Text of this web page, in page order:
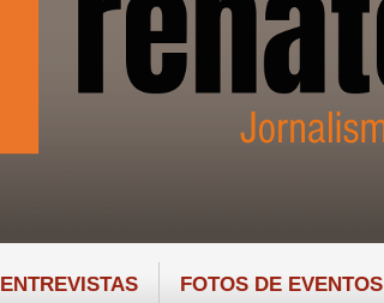
ENTREVISTAS FOTOS DE EVENTOS